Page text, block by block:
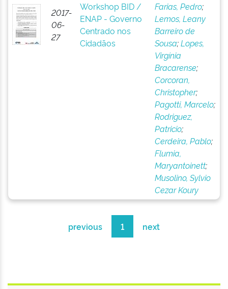
2017-
06-
27
Workshop BID /
ENAP - Governo
Centrado nos
Cidadãos
Farias, Pedro;
Lemos, Leany
Barreiro de
Sousa;Lopes,
Virgínia
Bracarense;
Corcoran,
Christopher;
Pagotti, Marcelo;
Rodriguez,
Patricio;
Cerdeira, Pablo;
Flumia,
Maryantoinett;
Musolino, Sylvio
Cezar Koury
previous 1 next